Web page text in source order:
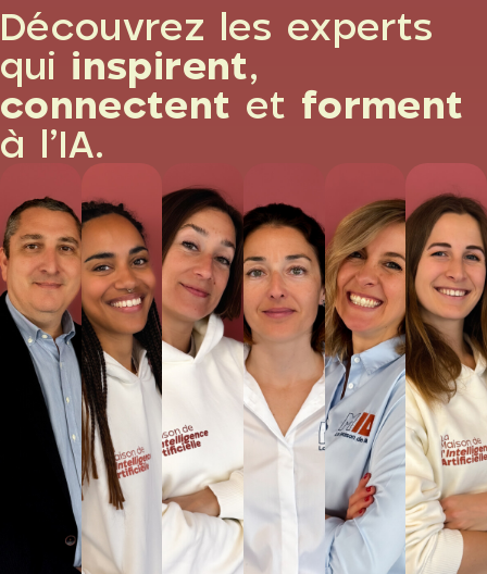
Découvrez les experts
qui inspirent,
connectent et forment
à l’IA.